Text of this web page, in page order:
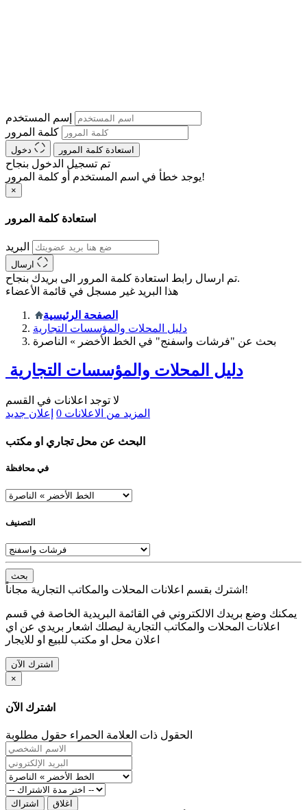
إسم المستخدم
كلمة المرور
استعادة كلمة المرور
تم تسجيل الدخول بنجاح
يوجد خطأ في اسم المستخدم أو كلمة المرور!
×
استعادة كلمة المرور
البريد
تم ارسال رابط استعادة كلمة المرور الى بريدك بنجاح.
هذا البريد غير مسجل في قائمة الأعضاء
الصفحة الرئيسية
دليل المحلات والمؤسسات التجارية
بحث عن "فرشات واسفنج" في الخط الأخضر » الناصرة
دليل المحلات والمؤسسات التجارية
لا توجد اعلانات في القسم
المزيد من الاعلانات 0 إعلان جديد
البحث عن محل تجاري او مكتب
في محافظة
التصنيف
بحث
اشترك بقسم اعلانات المحلات والمكاتب التجارية مجاناً!
يمكنك وضع بريدك الالكتروني في القائمة البريدية الخاصة في قسم
اعلانات المحلات والمكاتب التجارية ليصلك اشعار بريدي عن اي
اعلان محل او مكتب للبيع او للايجار
اشترك الآن
×
اشترك الآن
الحقول ذات العلامة الحمراء حقول مطلوبة
اشتراك اغلاق